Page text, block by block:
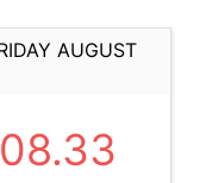
AUGUST